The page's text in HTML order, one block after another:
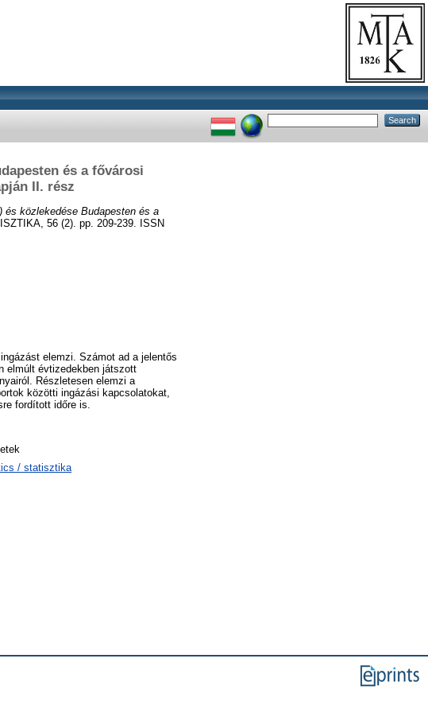
és a fővárosi
II. rész
és közlekedése Budapesten és a
56 (2). pp. 209-239. ISSN
elemzi. Számot ad a jelentős
elmúlt évtizedekben játszott
Részletesen elemzi a
közötti ingázási kapcsolatokat,
fordított időre is.
/ statisztika